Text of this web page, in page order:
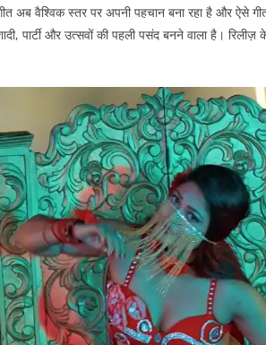
अब वैश्विक स्तर पर अपनी पहचान बना रहा है और ऐसे
पार्टी और उत्सवों की पहली पसंद बनने वाला है।